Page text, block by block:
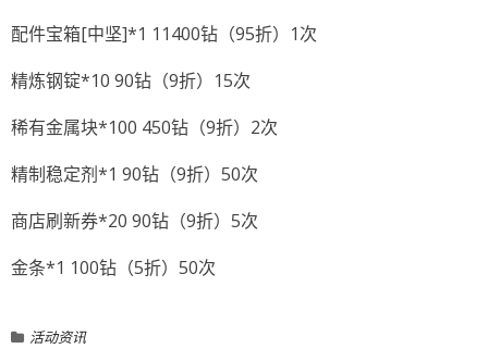
配件宝箱[中坚]*1 11400钻（95折）1次
精炼钢锭*10 90钻（9折）15次
稀有金属块*100 450钻（9折）2次
精制稳定剂*1 90钻（9折）50次
商店刷新券*20 90钻（9折）5次
金条*1 100钻（5折）50次
活动资讯